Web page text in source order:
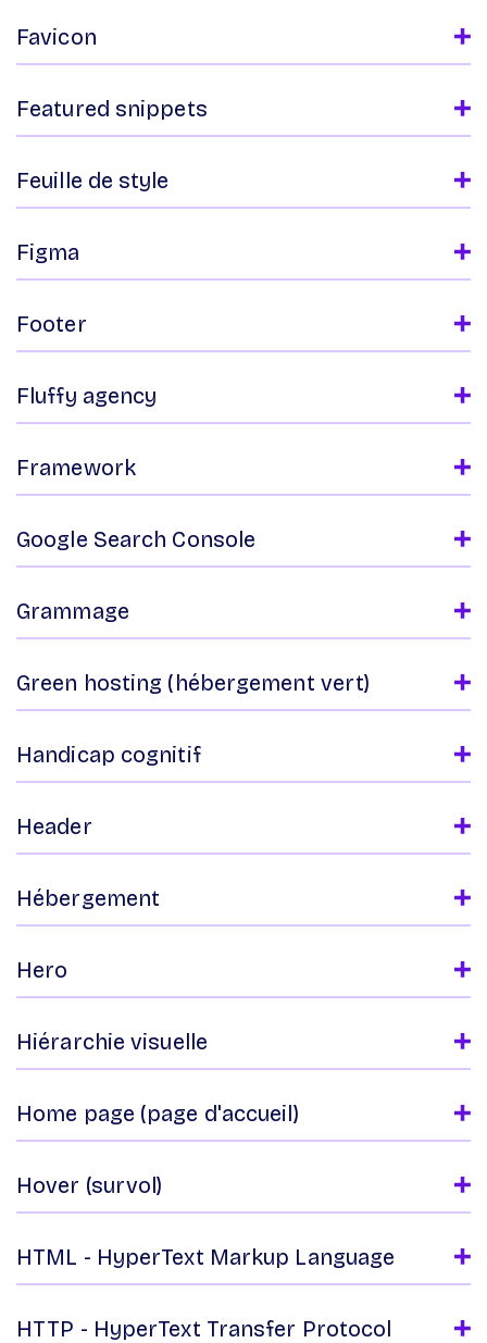
Favicon
Featured snippets
Feuille de style
Figma
Footer
Fluffy agency
Framework
Google Search Console
Grammage
Green hosting (hébergement vert)
Handicap cognitif
Header
Hébergement
Hero
Hiérarchie visuelle
Home page (page d'accueil)
Hover (survol)
HTML - HyperText Markup Language
HTTP - HyperText Transfer Protocol